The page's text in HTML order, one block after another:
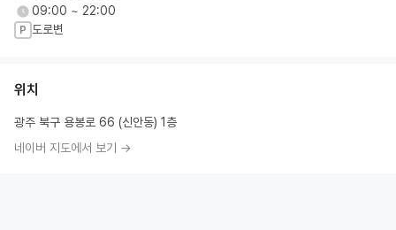
09:00 ~ 22:00
P 도로변
위치
광주 북구 용봉로 66 (신안동) 1층
네이버 지도에서 보기 →